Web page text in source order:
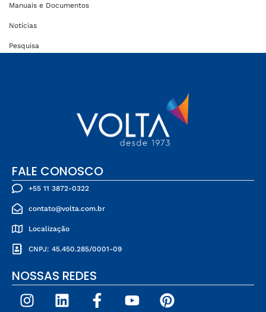
Manuais e Documentos
Notícias
Pesquisa
FALE CONOSCO
+55 11 3872-0322
contato@volta.com.br
Localização
CNPJ: 45.450.285/0001-09
NOSSAS REDES